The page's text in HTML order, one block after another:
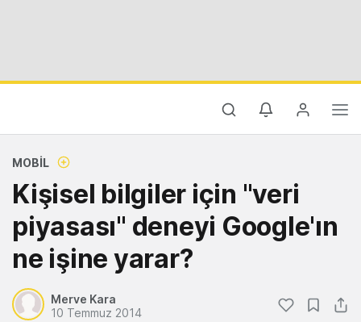
MOBIL
Kişisel bilgiler için "veri
piyasası" deneyi Google'ın
ne işine yarar?
Merve Kara
10 Temmuz 2014